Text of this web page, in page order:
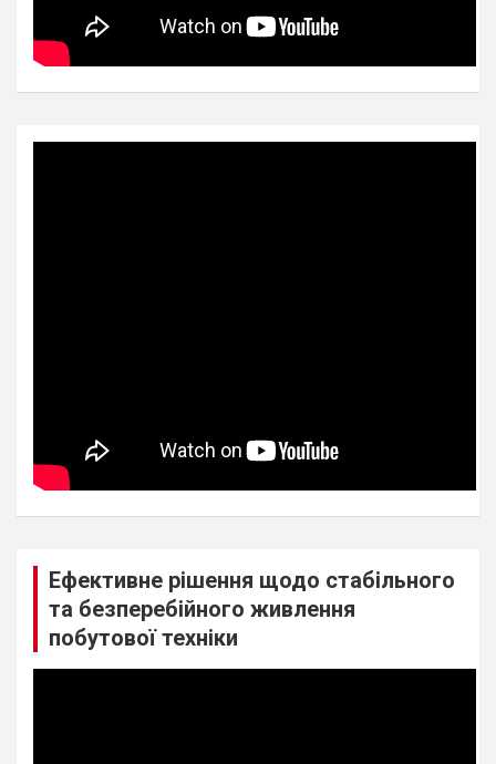
Ефективне рішення щодо стабільного
та безперебійного живлення
побутової техніки